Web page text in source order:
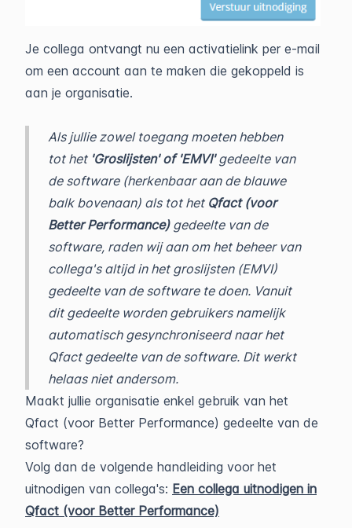
Je collega ontvangt nu een activatielink per e-mail
om een account aan te maken die gekoppeld is
aan je organisatie.
Als jullie zowel toegang moeten hebben
tot het 'Groslijsten' of 'EMVI'gedeelte van
de software (herkenbaar aan de blauwe
balk bovenaan) als tot het Qfact (voor
Better Performance) gedeelte van de
software, raden wij aan om het beheer van
collega's altijd in het groslijsten (EMVI)
gedeelte van de software te doen. Vanuit
dit gedeelte worden gebruikers namelijk
automatisch gesynchroniseerd naar het
Qfact gedeelte van de software. Dit werkt
helaas niet andersom.
Maakt jullie organisatie enkel gebruik van het
Qfact (voor Better Performance) gedeelte van de
software?
Volg dan de volgende handleiding voor het
uitnodigen van collega's: Een collega uitnodigen in
Qfact (voor Better Performance)